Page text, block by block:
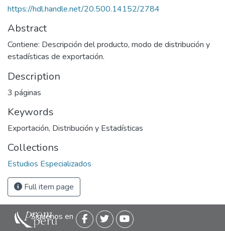
https://hdl.handle.net/20.500.14152/2784
Abstract
Contiene: Descripción del producto, modo de distribución y
estadísticas de exportación.
Description
3 páginas
Keywords
Exportación, Distribución y Estadísticas
Collections
Estudios Especializados
Full item page
Siguenos en